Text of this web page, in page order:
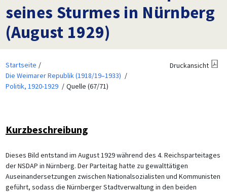
seines Sturmes in Nürnberg
(August 1929)
Startseite
Die Weimarer Republik (1918/19–1933)
Politik, 1920-1929
Quelle (67/71)
Druckansicht
Kurzbeschreibung
Dieses Bild entstand im August 1929 während des 4. Reichsparteitages
der NSDAP in Nürnberg. Der Parteitag hatte zu gewalttätigen
Auseinandersetzungen zwischen Nationalsozialisten und Kommunisten
geführt, sodass die Nürnberger Stadtverwaltung in den beiden